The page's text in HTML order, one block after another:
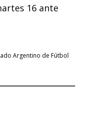
16 ante
Argentino de Fútbol